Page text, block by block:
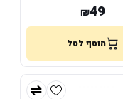
₪49
הוסף לסל